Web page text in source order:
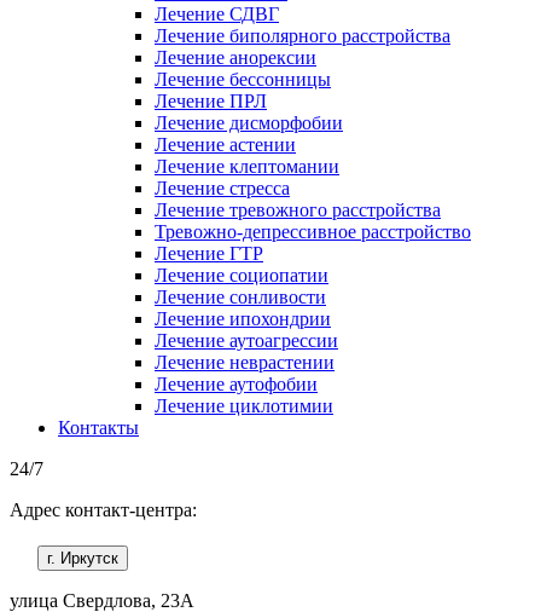
Лечение СДВГ
Лечение биполярного расстройства
Лечение анорексии
Лечение бессонницы
Лечение ПРЛ
Лечение дисморфобии
Лечение астении
Лечение клептомании
Лечение стресса
Лечение тревожного расстройства
Тревожно-депрессивное расстройство
Лечение ГТР
Лечение социопатии
Лечение сонливости
Лечение ипохондрии
Лечение аутоагрессии
Лечение неврастении
Лечение аутофобии
Лечение циклотимии
Контакты
24/7
Адрес контакт-центра:
г. Иркутск
улица Свердлова, 23А